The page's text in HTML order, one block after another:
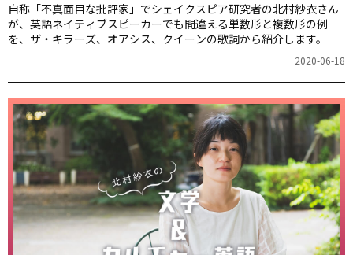
自称「不真面目な批評家」でシェイクスピア研究者の北村紗衣さん
が、英語ネイティブスピーカーでも間違える単数形と複数形の例
を、ザ・キラーズ、オアシス、クイーンの歌詞から紹介します。
2020-06-18